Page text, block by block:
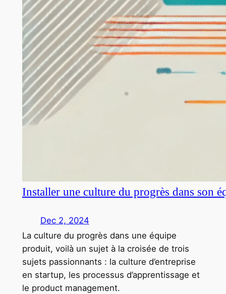
Installer une culture du progrès dans son
Dec 2, 2024
La culture du progrès dans une équipe
produit, voilà un sujet à la croisée de trois
sujets passionnants : la culture d’entreprise
en startup, les processus d’apprentissage et
le product management.